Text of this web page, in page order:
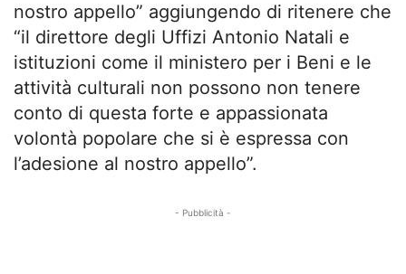
nostro appello” aggiungendo di ritenere che
“il direttore degli Uffizi Antonio Natali e
istituzioni come il ministero per i Beni e le
attività culturali non possono non tenere
conto di questa forte e appassionata
volontà popolare che si è espressa con
l’adesione al nostro appello”.
- Pubblicità -